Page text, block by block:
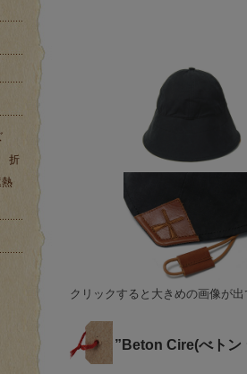
クリックすると大きめの画像が出
”Beton Cire(べトン
折